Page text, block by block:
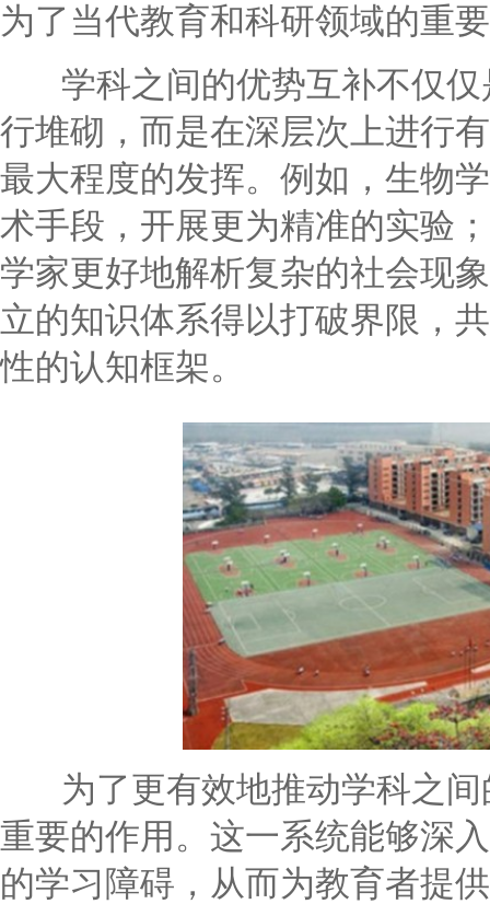
为了当代教育和科研领域的重
学科之间的优势互补不仅仅
行堆砌，而是在深层次上进行
最大程度的发挥。例如，生物
术手段，开展更为精准的实验
学家更好地解析复杂的社会现
立的知识体系得以打破界限，
性的认知框架。
为了更有效地推动学科之间
重要的作用。这一系统能够深
的学习障碍，从而为教育者提